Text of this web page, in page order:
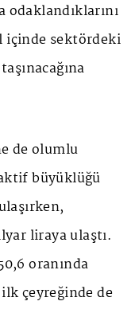
içinde sektördeki
de olumlu
büyüklüğü
liraya ulaştı.
oranında
çeyreğinde de